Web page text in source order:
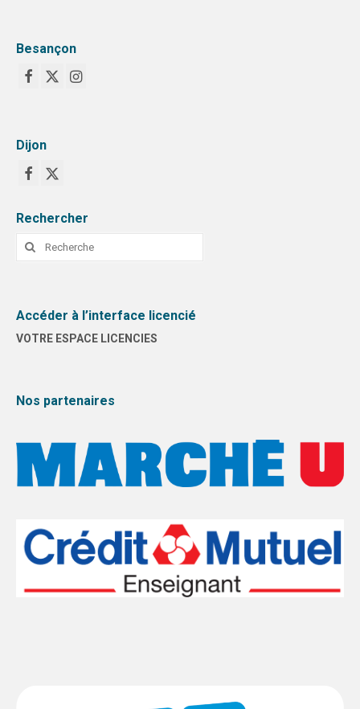
Besançon
Dijon
Rechercher
Rechercher
Accéder à l’interface licencié
VOTRE ESPACE LICENCIES
Nos partenaires